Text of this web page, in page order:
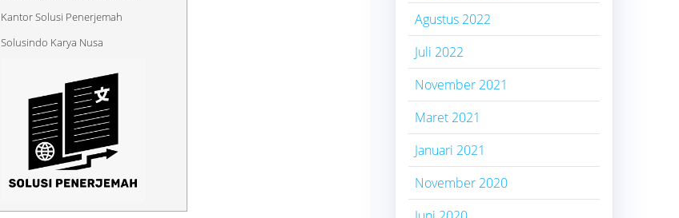
Kantor Solusi Penerjemah
Solusindo Karya Nusa
Agustus 2022
Juli 2022
November 2021
Maret 2021
Januari 2021
November 2020